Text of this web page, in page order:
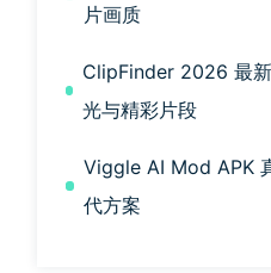
片画质
ClipFinder 2026 最
光与精彩片段
Viggle AI Mod APK
代方案